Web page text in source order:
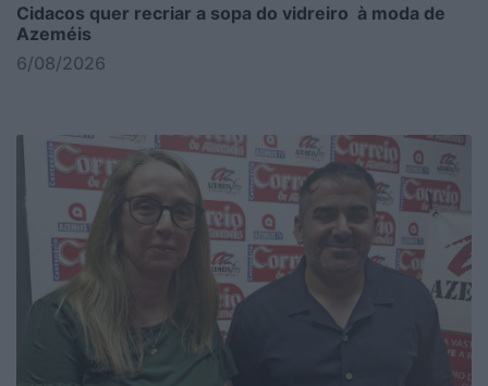
Cidacos quer recriar a sopa do vidreiro à moda de
Azeméis
6/08/2026